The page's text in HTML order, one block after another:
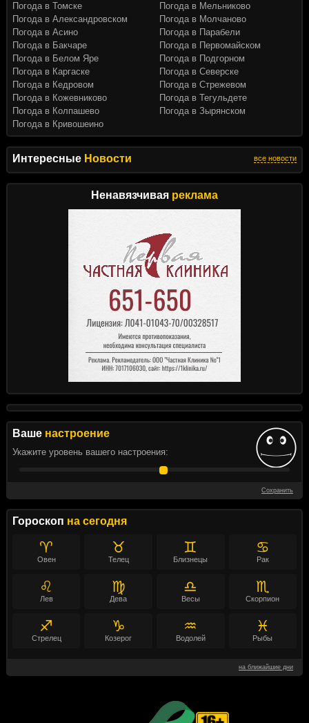
Интересные Новости все новости
Ненавязчивая реклама
Ваше настроение
Укажите уровень вашего настроения:
Сохранить
Гороскоп на сегодня
♈
Овен
♉
Телец
♊
Близнецы
♋
Рак
♌
Лев
♍
Дева
♎
Весы
♏
Скорпион
♐
Стрелец
♑
Козерог
♒
Водолей
♓
Рыбы
на ближайшие дни
Погода в Томске
Погода в Александровском
Погода в Асино
Погода в Бакчаре
Погода в Белом Яре
Погода в Каргаске
Погода в Кедровом
Погода в Кожевниково
Погода в Колпашево
Погода в Кривошеино
Погода в Мельниково
Погода в Молчаново
Погода в Парабели
Погода в Первомайском
Погода в Подгорном
Погода в Северске
Погода в Стрежевом
Погода в Тегульдете
Погода в Зырянском